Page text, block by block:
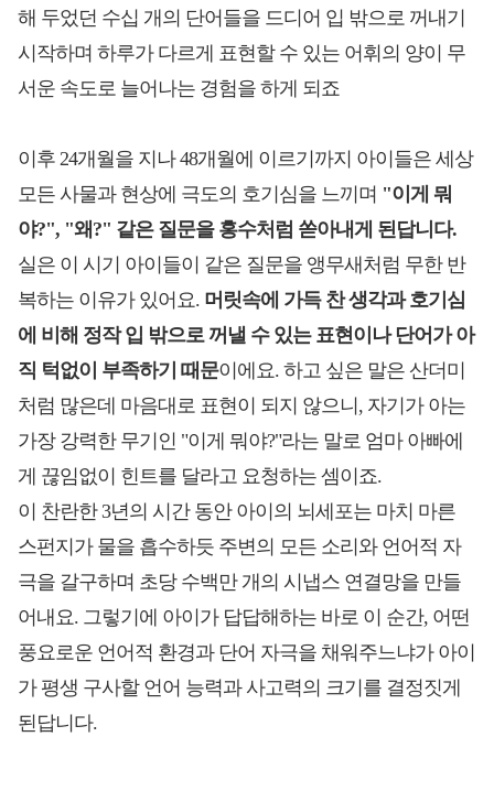
해 두었던 수십 개의 단어들을 드디어 입 밖으로 꺼내기
시작하며 하루가 다르게 표현할 수 있는 어휘의 양이 무
서운 속도로 늘어나는 경험을 하게 되죠
이후 24개월을 지나 48개월에 이르기까지 아이들은 세상
모든 사물과 현상에 극도의 호기심을 느끼며 "이게 뭐
야?", "왜?" 같은 질문을 홍수처럼 쏟아내게 된답니다.
실은 이 시기 아이들이 같은 질문을 앵무새처럼 무한 반
복하는 이유가 있어요. 머릿속에 가득 찬 생각과 호기심
에 비해 정작 입 밖으로 꺼낼 수 있는 표현이나 단어가 아
직 턱없이 부족하기 때문이에요. 하고 싶은 말은 산더미
처럼 많은데 마음대로 표현이 되지 않으니, 자기가 아는
가장 강력한 무기인 "이게 뭐야?"라는 말로 엄마 아빠에
게 끊임없이 힌트를 달라고 요청하는 셈이죠.
이 찬란한 3년의 시간 동안 아이의 뇌세포는 마치 마른
스펀지가 물을 흡수하듯 주변의 모든 소리와 언어적 자
극을 갈구하며 초당 수백만 개의 시냅스 연결망을 만들
어내요. 그렇기에 아이가 답답해하는 바로 이 순간, 어떤
풍요로운 언어적 환경과 단어 자극을 채워주느냐가 아이
가 평생 구사할 언어 능력과 사고력의 크기를 결정짓게
된답니다.